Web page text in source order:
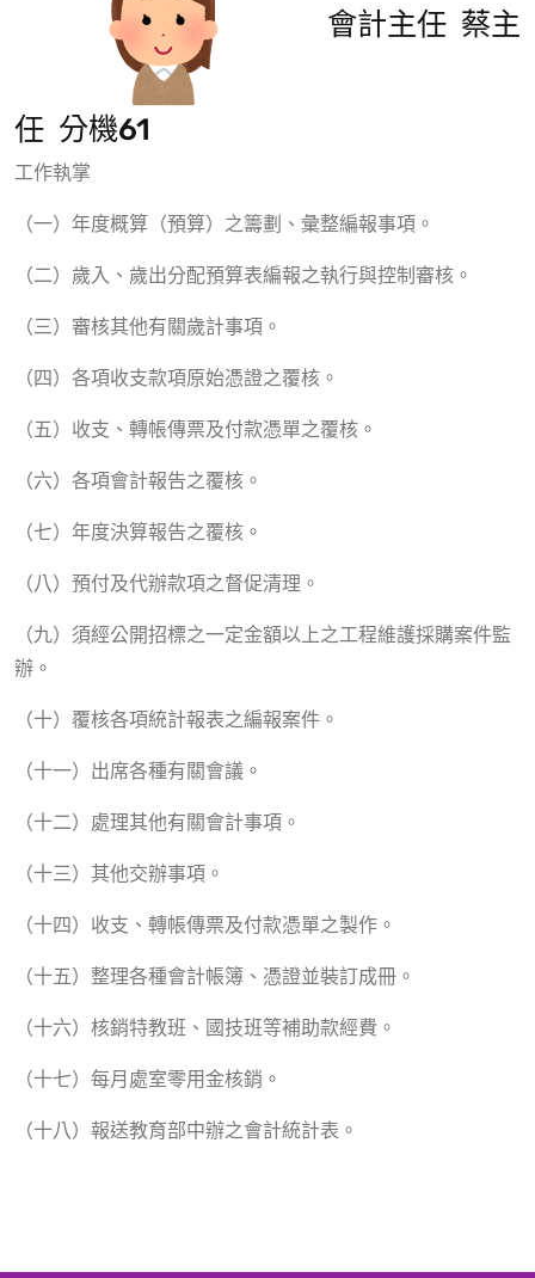
會計主任 蔡主
任 分機61
工作執掌
（一）年度概算（預算）之籌劃、彙整編報事項。
（二）歲入、歲出分配預算表編報之執行與控制審核。
（三）審核其他有關歲計事項。
（四）各項收支款項原始憑證之覆核。
（五）收支、轉帳傳票及付款憑單之覆核。
（六）各項會計報告之覆核。
（七）年度決算報告之覆核。
（八）預付及代辦款項之督促清理。
（九）須經公開招標之一定金額以上之工程維護採購案件監
辦。
（十）覆核各項統計報表之編報案件。
（十一）出席各種有關會議。
（十二）處理其他有關會計事項。
（十三）其他交辦事項。
（十四）收支、轉帳傳票及付款憑單之製作。
（十五）整理各種會計帳簿、憑證並裝訂成冊。
（十六）核銷特教班、國技班等補助款經費。
（十七）每月處室零用金核銷。
（十八）報送教育部中辦之會計統計表。